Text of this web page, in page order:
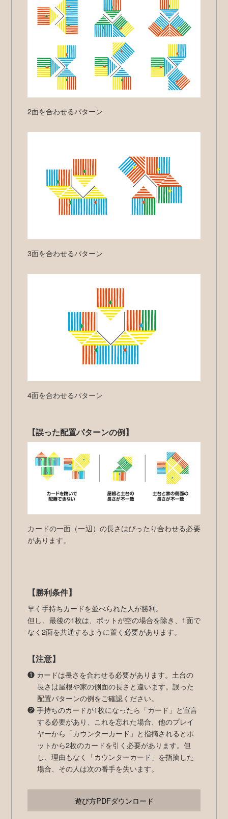
2面を合わせるパターン
3面を合わせるパターン
4面を合わせるパターン
【誤った配置パターンの例】
カードの一面（一辺）の長さはぴったり合わせる必要
があります。
【勝利条件】
早く手持ちカードを並べられた人が勝利。
但し、最後の1枚は、ポットが空の場合を除き、1面で
なく2面を共通するように置く必要があります。
【注意】
❶ カードは長さを合わせる必要があります。土台の
長さは屋根や家の側面の長さと違います。誤った
配置パターンの例をご確認ください。
❷ 手持ちのカードが1枚になったら「カード」と宣言
する必要があり、これを忘れた場合、他のプレイ
ヤーから「カウンターカード」と指摘されるとポ
ットから2枚のカードを引く必要があります。但
し、理由もなく「カウンターカード」を指摘した
場合、その人は次の番手を失います。
遊び方PDFダウンロード